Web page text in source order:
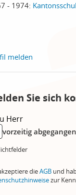
- 1974:
melden
Sie sich
Herr
vorzeitig
dieAGB und
zur